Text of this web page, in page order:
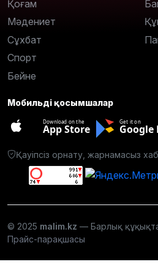
Қоғам
Мәдениет
Сұхбат
Спорт
Бейне
Мобильді қосымшалар
Download on the
App Store
Get it on
Google
Қауіпсіз орнату, жарнамасыз
© 2025 malim.kz — Барлық
Прайс-парақшасы